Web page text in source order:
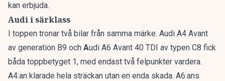
kan erbjuda.
Audi i särklass
I toppen tronar två bilar från samma märke. Audi A4 Avant
av generation B9 och Audi A6 Avant 40 TDI av typen C8 fick
båda toppbetyget 1, med endast två felpunkter vardera.
A4:an klarade hela sträckan utan en enda skada. A6:ans